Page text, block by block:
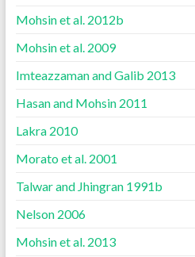
Mohsin et al. 2012b
Mohsin et al. 2009
Imteazzaman and Galib 2013
Hasan and Mohsin 2011
Lakra 2010
Morato et al. 2001
Talwar and Jhingran 1991b
Nelson 2006
Mohsin et al. 2013